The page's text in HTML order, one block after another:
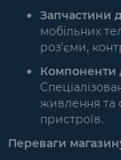
Запчастини
мобільних
роз'єми,
Компоненти
живлення та
пристроїв.
Переваги